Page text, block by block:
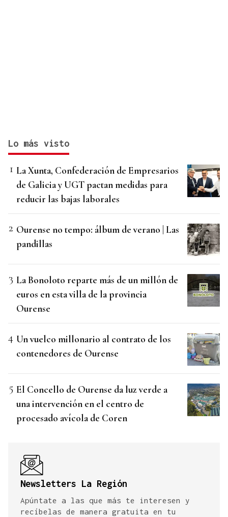
Lo más visto
La Xunta, Confederación de Empresarios
de Galicia y UGT pactan medidas para
reducir las bajas laborales
Ourense no tempo: álbum de verano | Las
pandillas
La Bonoloto reparte más de un millón de
euros en esta villa de la provincia
Ourense
Un vuelco millonario al contrato de los
contenedores de Ourense
El Concello de Ourense da luz verde a
una intervención en el centro de
procesado avícola de Coren
Newsletters La Región
Apúntate a las que más te interesen y
recíbelas de manera gratuita en tu